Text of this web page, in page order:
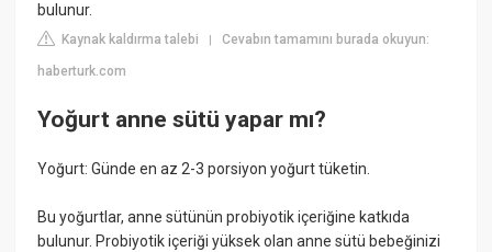
bulunur.
Kaynak kaldırma talebi |Cevabın tamamını burada okuyun:
haberturk.com
Yoğurt anne sütü yapar mı?
Yoğurt: Günde en az 2-3 porsiyon yoğurt tüketin.
Bu yoğurtlar, anne sütünün probiyotik içeriğine katkıda
bulunur. Probiyotik içeriği yüksek olan anne sütü bebeğinizi